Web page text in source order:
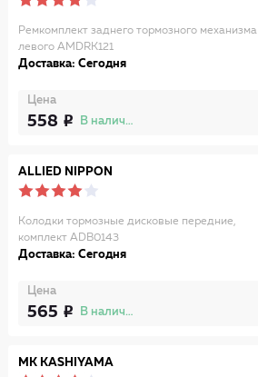
Ремкомплект заднего тормозного механизма
левого AMDRK121
Доставка: Сегодня
Цена
558 В наличии
ALLIED NIPPON
Колодки тормозные дисковые передние,
комплект ADB0143
Доставка: Сегодня
Цена
565 В наличии
MK KASHIYAMA